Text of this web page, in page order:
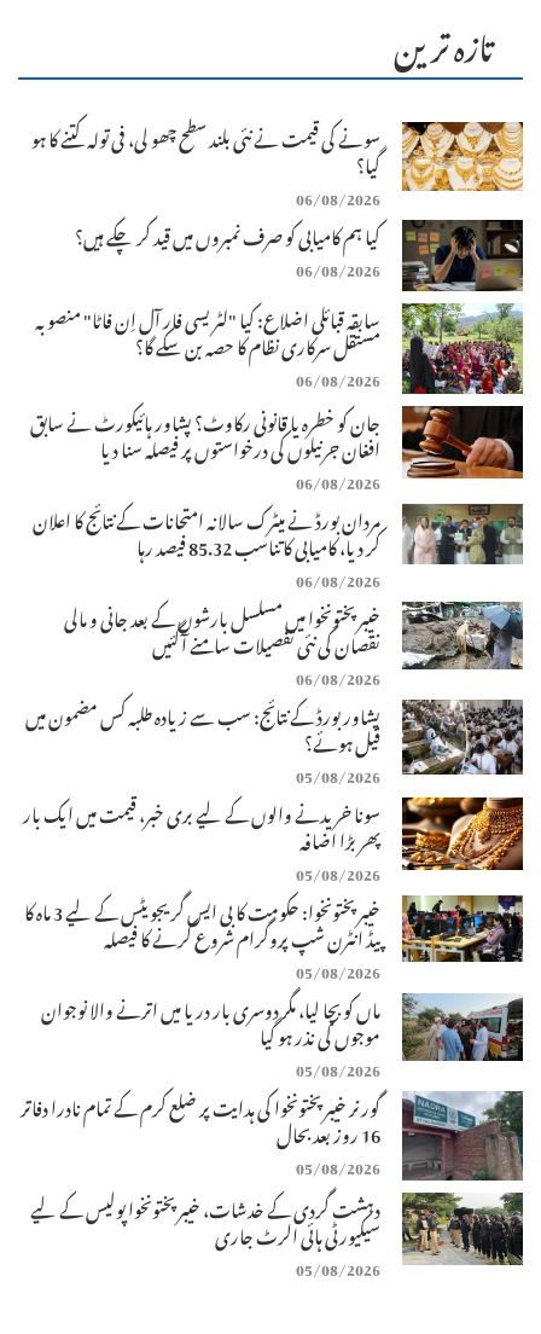
تازہ ترین
سونے کی قیمت نے نئی بلند سطح چھو لی، فی تولہ کتنے کا ہو
گیا؟
06/08/2026
کیا ہم کامیابی کو صرف نمبروں میں قید کر چکے ہیں؟
06/08/2026
سابقہ قبائلی اضلاع: کیا "لٹریسی فار آل اِن فاٹا" منصوبہ
مستقل سرکاری نظام کا حصہ بن سکے گا؟
06/08/2026
جان کو خطرہ یا قانونی رکاوٹ؟ پشاور ہائیکورٹ نے سابق
افغان جرنیلوں کی درخواستوں پر فیصلہ سنا دیا
06/08/2026
مردان بورڈ نے میٹرک سالانہ امتحانات کے نتائج کا اعلان
کر دیا، کامیابی کا تناسب 85.32 فیصد رہا
06/08/2026
خیبرپختونخوا میں مسلسل بارشوں کے بعد جانی و مالی
نقصان کی نئی تفصیلات سامنے آگئیں
06/08/2026
پشاور بورڈ کے نتائج: سب سے زیادہ طلبہ کس مضمون میں
فیل ہوئے؟
05/08/2026
سونا خریدنے والوں کے لیے بری خبر، قیمت میں ایک بار
پھر بڑا اضافہ
05/08/2026
خیبرپختونخوا: حکومت کا بی ایس گریجویٹس کے لیے 3 ماہ کا
پیڈ انٹرن شپ پروگرام شروع کرنے کا فیصلہ
05/08/2026
ماں کو بچا لیا، مگر دوسری بار دریا میں اترنے والا نوجوان
موجوں کی نذر ہو گیا
05/08/2026
گورنر خیبرپختونخوا کی ہدایت پر ضلع کرم کے تمام نادرا دفاتر
16 روز بعد بحال
05/08/2026
دہشت گردی کے خدشات، خیبرپختونخوا پولیس کے لیے
سیکیورٹی ہائی الرٹ جاری
05/08/2026